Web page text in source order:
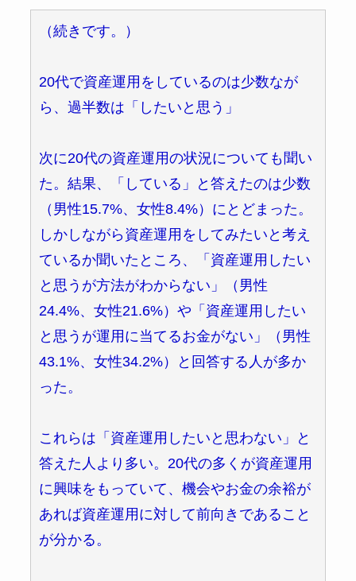
（続きです。）
20代で資産運用をしているのは少数なが
ら、過半数は「したいと思う」
次に20代の資産運用の状況についても聞い
た。結果、「している」と答えたのは少数
（男性15.7%、女性8.4%）にとどまった。
しかしながら資産運用をしてみたいと考え
ているか聞いたところ、「資産運用したい
と思うが方法がわからない」（男性
24.4%、女性21.6%）や「資産運用したい
と思うが運用に当てるお金がない」（男性
43.1%、女性34.2%）と回答する人が多か
った。
これらは「資産運用したいと思わない」と
答えた人より多い。20代の多くが資産運用
に興味をもっていて、機会やお金の余裕が
あれば資産運用に対して前向きであること
が分かる。